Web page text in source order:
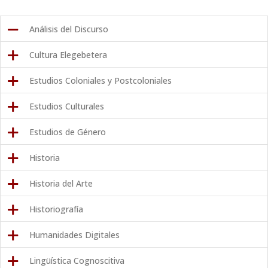
aprendizaje y para el diseño de sistemas de evaluación.
Ver Mas →Análisis del Discurso
Cultura Elegebetera
Estudios Coloniales y Postcoloniales
Estudios Culturales
Estudios de Género
Historia
Historia del Arte
Historiografía
Humanidades Digitales
Lingüística Cognoscitiva